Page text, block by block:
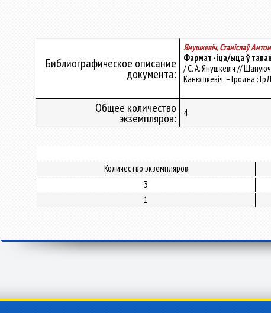
Библиографическое описание
документа:
Янушкевіч, Станіслаў
Фармат -іца/ыца ў
/ С. А. Янушкевіч //
Канюшкевіч. – Гродна :
Общее количество
экземпляров: 4
Количество экземпляров
3
1